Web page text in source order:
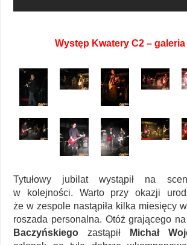
Występ Kwatery C2 –
Tytułowy jubilat wystąpił na
w kolejności. Warto przy okazji
że w zespole nastąpiła kilka miesięcy
roszada personalna. Otóż grającego
Baczyńskiego zastąpił Michał